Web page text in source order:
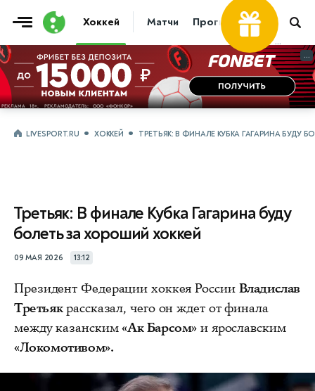
Хоккей Матчи Прогнозы
...
...
LIVESPORT.RU ХОККЕЙ ТРЕТЬЯК: В ФИНАЛЕ КУБКА ГАГАРИНА БУДУ
Третьяк: В финале Кубка Гагарина буду
болеть за хороший хоккей
09 МАЯ 2026 13:12
Президент Федерации хоккея России Владислав
Третьякрассказал, чего он ждет от финала
между казанским«Ак Барсом» и ярославским
«Локомотивом».